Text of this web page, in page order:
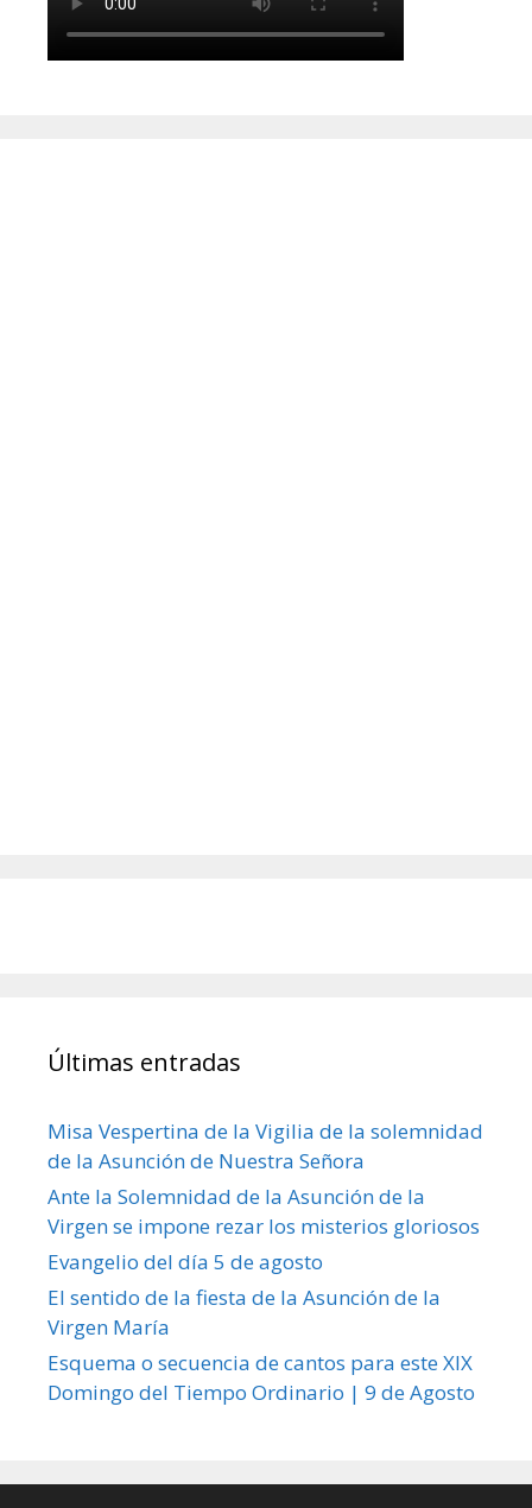
Últimas entradas
Misa Vespertina de la Vigilia de la solemnidad
de la Asunción de Nuestra Señora
Ante la Solemnidad de la Asunción de la
Virgen se impone rezar los misterios gloriosos
Evangelio del día 5 de agosto
El sentido de la fiesta de la Asunción de la
Virgen María
Esquema o secuencia de cantos para este XIX
Domingo del Tiempo Ordinario | 9 de Agosto